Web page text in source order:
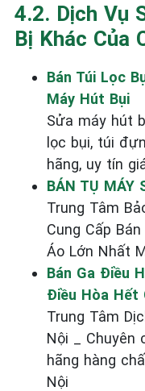
4.2. Dịch Vụ
Bị Khác Của
Bán Túi Lọc
Máy Hút Bụi
Sửa máy hút
lọc bụi, túi
hãng, uy tín
BÁN TỤ MÁY
Trung Tâm
Cung Cấp
Áo Lớn Nhất
Bán Ga Điều
Điều Hòa Hết
Trung Tâm
Nội _ Chuyên
hãng hàng
Nội